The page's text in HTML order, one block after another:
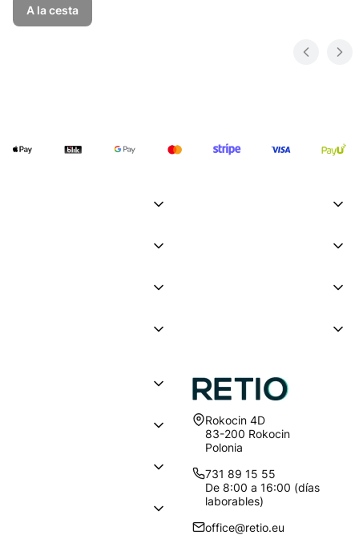
A la cesta
Dirección:
Rokocin 4D
83-200 Rokocin
Polonia
731 89 15 55
De 8:00 a 16:00 (días
laborables)
office@retio.eu